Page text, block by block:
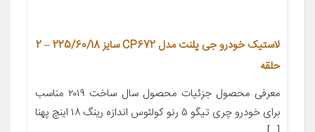
لاستیک خودرو جی پلنت مدل CP672 سایز 225/60/18 – 2
حلقه
معرفی محصول جزئیات محصول سال ساخت ۲۰۱۹ مناسب
برای خودرو چری تیگو ۵ رنو کولئوس اندازه رینگ ۱۸ اینچ پهنا